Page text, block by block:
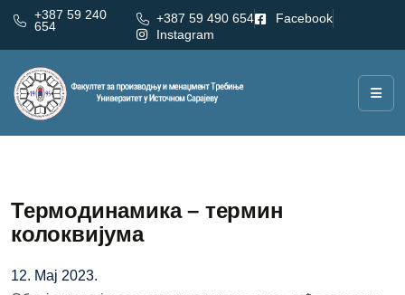
+387 59 240
654
+387 59 490 654
Facebook
Instagram
Термодинамика – термин
колоквијума
12. Мај 2023.